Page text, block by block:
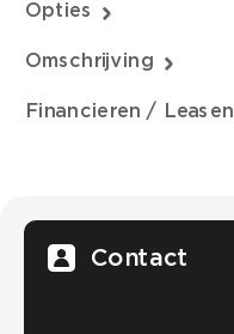
Opties
Omschrijving
Financieren / Leasen
Contact